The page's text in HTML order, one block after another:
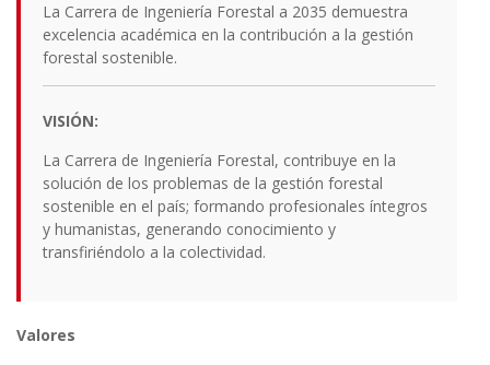
La Carrera de Ingeniería Forestal a 2035 demuestra
excelencia académica en la contribución a la gestión
forestal sostenible.
VISIÓN:
La Carrera de Ingeniería Forestal, contribuye en la
solución de los problemas de la gestión forestal
sostenible en el país; formando profesionales íntegros
y humanistas, generando conocimiento y
transfiriéndolo a la colectividad.
Valores